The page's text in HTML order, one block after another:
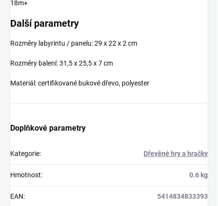
18m+
Další parametry
Rozměry labyrintu / panelu: 29 x 22 x 2 cm
Rozměry balení: 31,5 x 25,5 x 7 cm
Materiál: certifikované bukové dřevo, polyester
Doplňkové parametry
Kategorie: Dřevěné hry a hračky
Hmotnost: 0.6 kg
EAN: 5414834833393